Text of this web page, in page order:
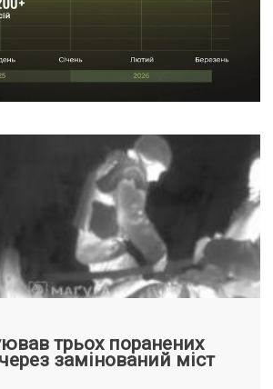
трьох поранених
замінований міст